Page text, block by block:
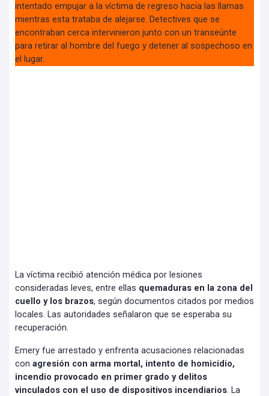
intentado empujar a la víctima de regreso hacia las llamas
mientras esta trataba de alejarse. Detectives que se
encontraban cerca intervinieron junto con un transeúnte
para retirar al hombre del fuego y detener al sospechoso en
el lugar.
La víctima recibió atención médica por lesiones
consideradas leves, entre ellas quemaduras en la zona del
cuello y los brazos, según documentos citados por medios
locales. Las autoridades señalaron que se esperaba su
recuperación.
Emery fue arrestado y enfrenta acusaciones relacionadas
con agresión con arma mortal, intento de homicidio,
incendio provocado en primer grado y delitos
vinculados con el uso de dispositivos incendiarios. La